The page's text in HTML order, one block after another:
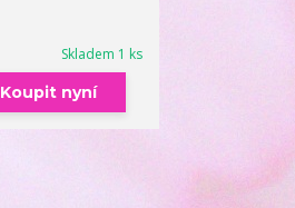
Skladem 1 ks
Koupit nyní